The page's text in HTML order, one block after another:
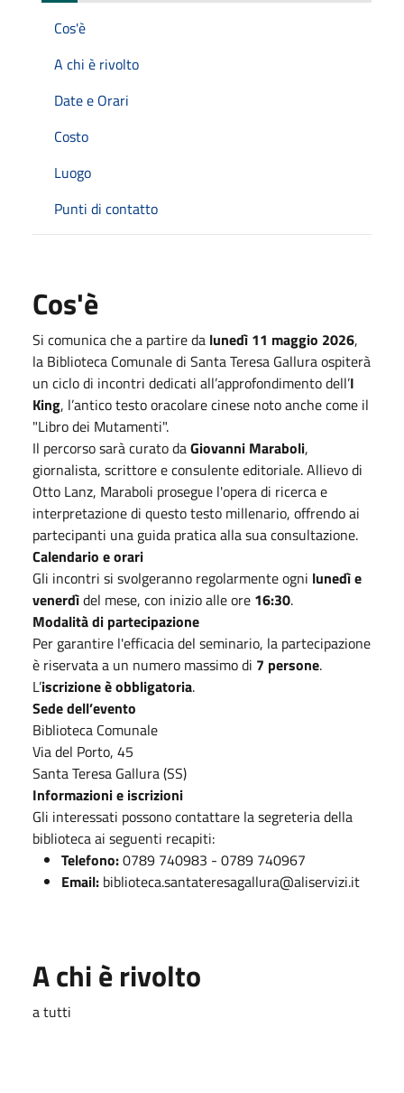
Cos'è
A chi è rivolto
Date e Orari
Costo
Luogo
Punti di contatto
Cos'è
Si comunica che a partire da lunedì 11 maggio 2026,
la Biblioteca Comunale di Santa Teresa Gallura ospiterà
un ciclo di incontri dedicati all’approfondimento dell’I
King, l’antico testo oracolare cinese noto anche come il
"Libro dei Mutamenti".
Il percorso sarà curato daGiovanni Maraboli,
giornalista, scrittore e consulente editoriale. Allievo di
Otto Lanz, Maraboli prosegue l'opera di ricerca e
interpretazione di questo testo millenario, offrendo ai
partecipanti una guida pratica alla sua consultazione.
Calendario e orari
Gli incontri si svolgeranno regolarmente ogni lunedì e
venerdìdel mese, con inizio alle ore 16:30.
Modalità di partecipazione
Per garantire l'efficacia del seminario, la partecipazione
è riservata a un numero massimo di 7 persone.
L’iscrizione è obbligatoria.
Sede dell’evento
Biblioteca Comunale
Via del Porto, 45
Santa Teresa Gallura (SS)
Informazioni e iscrizioni
Gli interessati possono contattare la segreteria della
biblioteca ai seguenti recapiti:
Telefono:0789 740983 - 0789 740967
Email: biblioteca.santateresagallura@aliservizi.it
A chi è rivolto
a tutti